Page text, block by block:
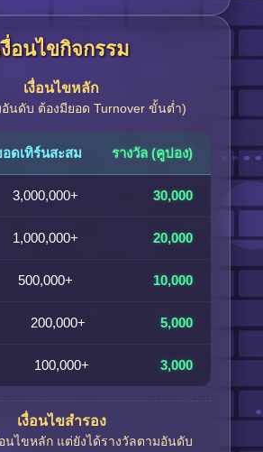
งื่อนไขกิจกรรม
เงื่อนไขหลัก
นดับ ต้องมียอด Turnover ขั้นต่ำ)
อดเทิร์นสะสม รางวัล (คูปอง)
3,000,000+ 30,000
1,000,000+ 20,000
500,000+ 10,000
200,000+ 5,000
100,000+ 3,000
เงื่อนไขสำรอง
นไขหลัก แต่ยังได้รางวัลตามอันดับ